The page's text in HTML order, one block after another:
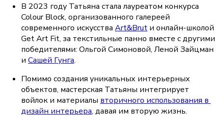
В 2023 году Татьяна стала лауреатом конкурса
Colour Block, организованного галереей
современного искусства Art&Brut и онлайн-школой
Get Art Fit, за текстильные панно вместе с другими
победителями: Ольгой Симоновой, Леной Зайцман
и Сашей Гунга.
Помимо создания уникальных интерьерных
объектов, мастерская Татьяны интегрирует
войлок и материалы вторичного использования в
дизайн интерьера, давая им вторую жизнь.